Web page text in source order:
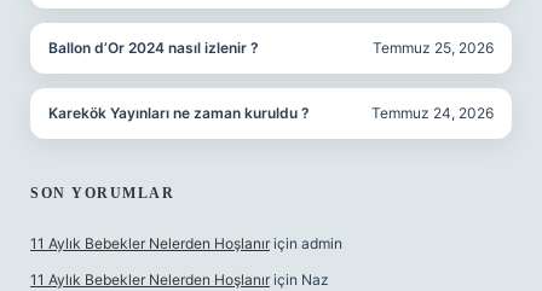
Ballon d’Or 2024 nasıl izlenir ? Temmuz 25, 2026
Karekök Yayınları ne zaman kuruldu ? Temmuz 24, 2026
SON YORUMLAR
11 Aylık Bebekler Nelerden Hoşlanır için admin
11 Aylık Bebekler Nelerden Hoşlanır için Naz